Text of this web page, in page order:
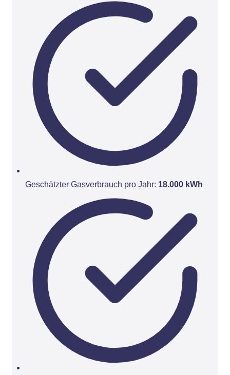
Geschätzter Gasverbrauch pro Jahr: 18.000 kWh